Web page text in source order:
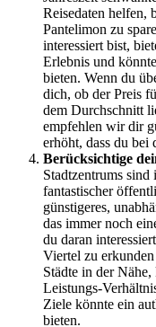
Reisedaten helfen,
Pantelimon zu
interessiert bist,
Erlebnis und
bieten. Wenn du
dich, ob der Preis
dem Durchschnitt
empfehlen wir dir
erhöht, dass du bei
Berücksichtige
Stadtzentrums sind
fantastischer
günstigeres,
das immer noch
du daran
Viertel zu
Städte in der
Leistungs-
Ziele könnte ein
bieten.